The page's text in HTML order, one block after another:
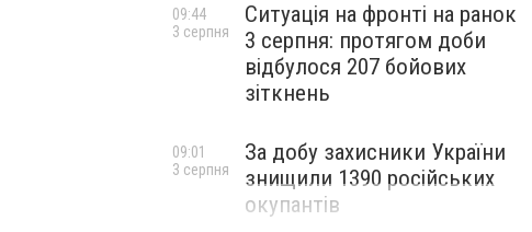
Ситуація на фронті на ранок
3 серпня: протягом доби
відбулося 207 бойових
зіткнень
09:44
3 серпня
За добу захисники України
знищили 1390 російських
окупантів
09:01
3 серпня